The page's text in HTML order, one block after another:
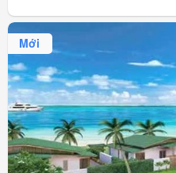
Mới